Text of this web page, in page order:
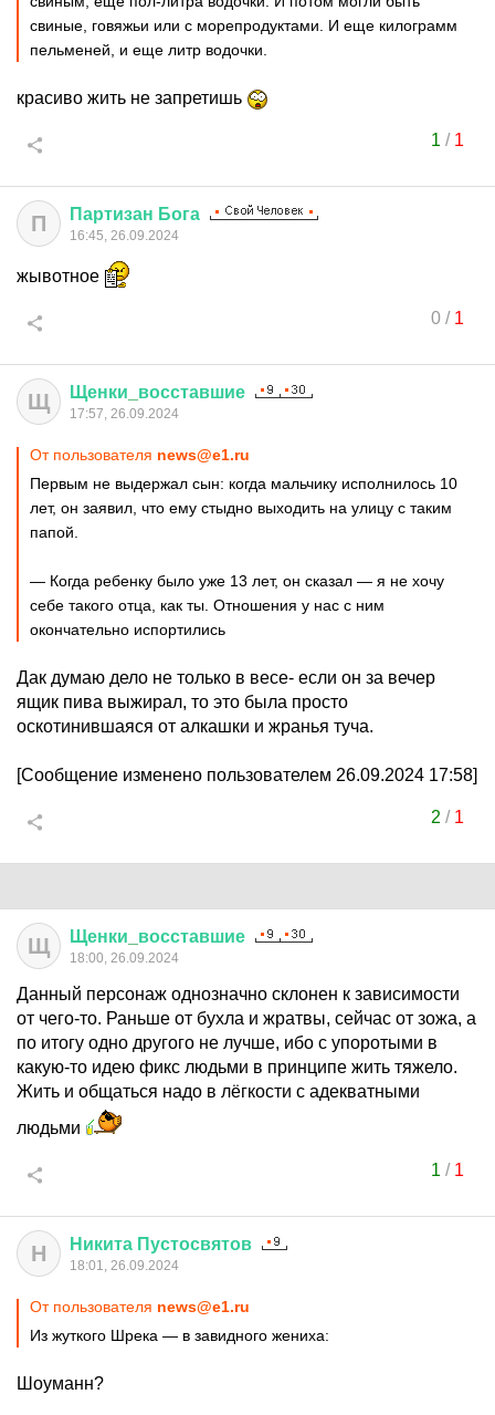
свиные, говяжьи или с морепродуктами. И еще килограмм
пельменей, и еще литр водочки.
красиво жить не запретишь
1 / 1
П Партизан Бога
16:45, 26.09.2024
жывотное
0/ 1
Щ Щенки восставшие
17:57, 26.09.2024
От пользователя news@e1.ru
Первым не выдержал сын: когда мальчику исполнилось 10
лет, он заявил, что ему стыдно выходить на улицу с таким
папой.
— Когда ребенку было уже 13 лет, он сказал — я не хочу
себе такого отца, как ты. Отношения у нас с ним
окончательно испортились
Дак думаю дело не только в весе- если он за вечер
ящик пива выжирал, то это была просто
оскотинившаяся от алкашки и жранья туча.
[Сообщение изменено пользователем 26.09.2024 17:58]
2 / 1
Щ Щенки восставшие
18:00, 26.09.2024
Данный персонаж однозначно склонен к зависимости
от чего-то. Раньше от бухла и жратвы, сейчас от зожа, а
по итогу одно другого не лучше, ибо с упоротыми в
какую-то идею фикс людьми в принципе жить тяжело.
Жить и общаться надо в лёгкости с адекватными
людьми
1 / 1
Н Никита Пустосвятов
18:01, 26.09.2024
От пользователя news@e1.ru
Из жуткого Шрека — в завидного жениха:
Шоуманн?